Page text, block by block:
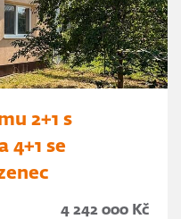
2+1 s
4+1 se
4 242 000 Kč